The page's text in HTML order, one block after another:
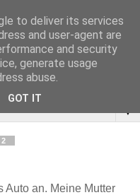
▼
Auto an. Meine Mutter
to deliver its services
and user-agent are
and security
generate usage
abuse.
GOT IT